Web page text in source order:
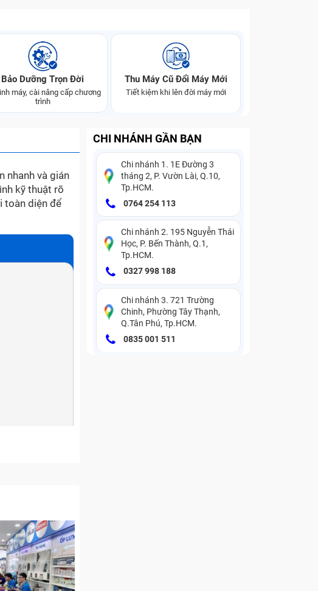
Bảo Dưỡng Trọn Đời
máy, cài nâng cấp chương
trình
Thu Máy Cũ Đổi Máy Mới
Tiết kiệm khi lên đời máy mới
nhanh và gián
kỹ thuật rõ
toàn diện để
cạnh tranh và
phát sinh
CHI NHÁNH GẦN BẠN
Chi nhánh 1. 1E Đường 3
tháng 2, P. Vườn Lài, Q.10,
Tp.HCM.
0764 254 113
Chi nhánh 2. 195 Nguyễn Thái
Học, P. Bến Thành, Q.1,
Tp.HCM.
0327 998 188
Chi nhánh 3. 721 Trường
Chinh, Phường Tây Thạnh,
Q.Tân Phú, Tp.HCM.
0835 001 511